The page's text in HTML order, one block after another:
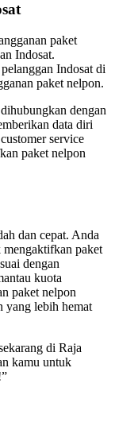
paket
Indosat.
Indosat di
paket nelpon.
dengan
data diri
service
paket nelpon
dan cepat. Anda
mengaktifkan paket
dengan
kuota
paket nelpon
yang lebih hemat
di Raja
kamu untuk